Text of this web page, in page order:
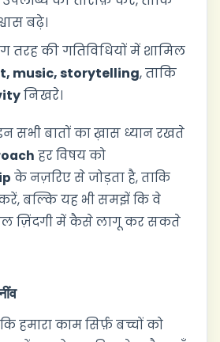
बढ़े।
की गतिविधियों में शामिल
music, storytelling, ताकि
निखरे।
सभी बातों का ख़ास ध्यान रखते
हर विषय को
के नज़रिए से जोड़ता है, ताकि
करें, बल्कि यह भी समझें कि वे
ज़िंदगी में कैसे लागू कर सकते
हमारा काम सिर्फ़ बच्चों को